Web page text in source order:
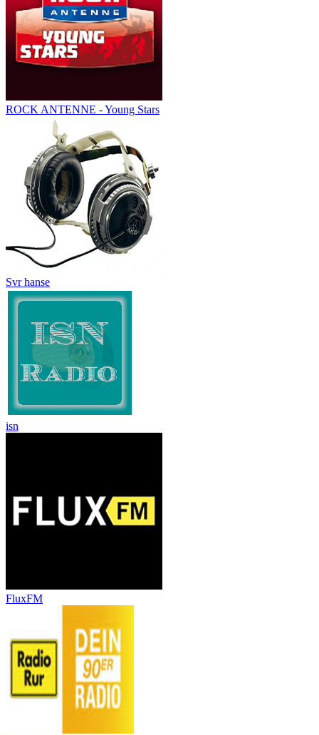
ROCK ANTENNE - Young Stars
Svr hanse
isn
FluxFM